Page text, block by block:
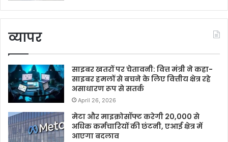
व्यापर
साइबर खतरों पर चेतावनी: वित्त मंत्री ने कहा-
साइबर हमलों से बचने के लिए वित्तीय क्षेत्र रहे
असाधारण रूप से सतर्क
April 26, 2026
मेटा और माइक्रोसॉफ्ट करेगी 20,000 से
अधिक कर्मचारियों की छंटनी, एआई क्षेत्र में
आएगा बदलाव